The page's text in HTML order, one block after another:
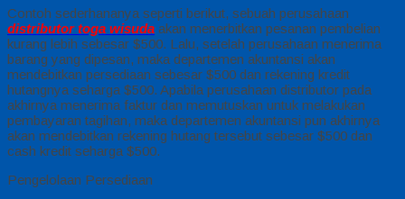
Contoh sederhananya seperti berikut, sebuah perusahaan
distributor toga wisuda akan menerbitkan pesanan pembelian
kurang lebih sebesar $500. Lalu, setelah perusahaan menerima
barang yang dipesan, maka departemen akuntansi akan
mendebitkan persediaan sebesar $500 dan rekening kredit
hutangnya seharga $500. Apabila perusahaan distributor pada
akhirnya menerima faktur dan memutuskan untuk melakukan
pembayaran tagihan, maka departemen akuntansi pun akhirnya
akan mendebitkan rekening hutang tersebut sebesar $500 dan
cash kredit seharga $500.
Pengelolaan Persediaan